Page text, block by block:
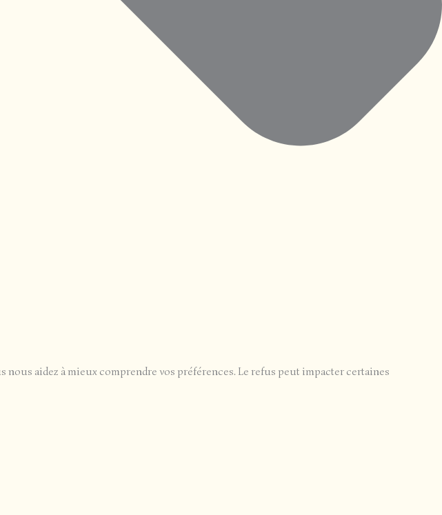
aidez à mieux comprendre vos préférences. Le refus peut impacter certaines